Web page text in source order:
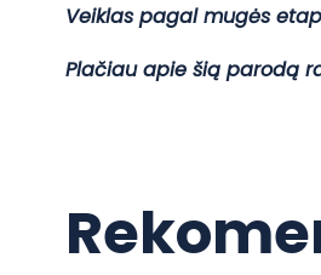
Veiklas pagal mugės
Plačiau apie šią parodą